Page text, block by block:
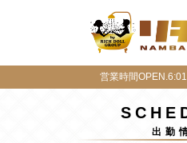
営業時間
出勤